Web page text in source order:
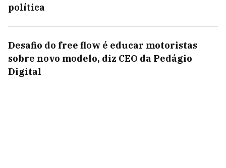
política
Desafio do free flow é educar motoristas
sobre novo modelo, diz CEO da Pedágio
Digital